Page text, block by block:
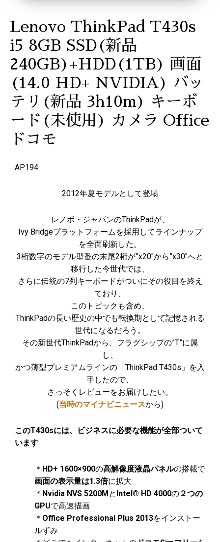
Lenovo ThinkPad T430s
i5 8GB SSD(新品
240GB)+HDD(1TB) 画面
(14.0 HD+ NVIDIA) バッ
テリ(新品 3h10m) キーボ
ード(未使用) カメラ Office
ドコモ
AP194
2012年夏モデルとして登場
レノボ・ジャパンのThinkPadが、
Ivy Bridgeプラットフォームを採用してラインナップ
を全面刷新した。
3桁数字のモデル型番の末尾2桁が”x20″から”x30″へと
移行した今世代では、
さらに伝統の7列キーボードがついにその役目を終え
ており、
このトピックも含め、
ThinkPadの長い歴史の中でも転換期として記憶される
世代になるだろう。
その新世代ThinkPadから、フラグシップの”T”に属
し、
かつ薄型プレミアムラインの「ThinkPad T430s」を入
手したので、
さっそくレビューをお届けしたい。
(当時のマイナビニュースから)
このT430sには、ビジネスに必要な機能が全部ついて
います
＊ HD+ 1600×900の高解像度液晶パネルの搭載で
画面の表示量は1.3倍に拡大
＊ Nvidia NVS 5200Mと Intel® HD 4000の ２つの
GPUで高速描画
＊ Office Professional Plus 2013をインストー
ルずみ